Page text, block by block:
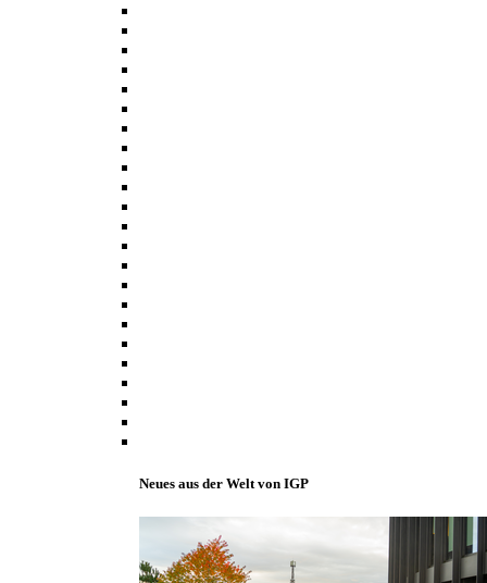
Neues aus der Welt von IGP